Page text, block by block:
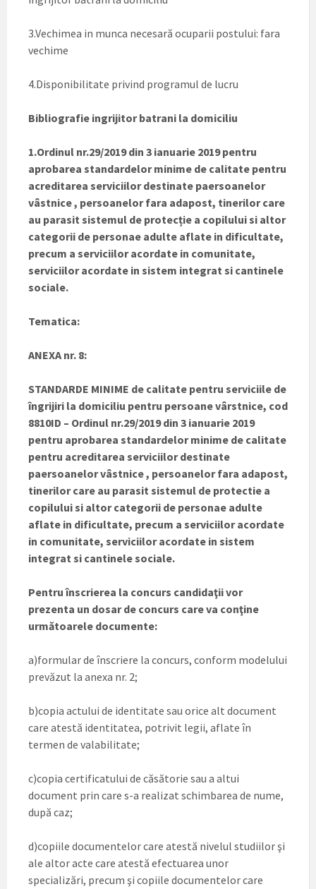
3.Vechimea in munca necesară ocuparii postului: fara
vechime
4.Disponibilitate privind programul de lucru
Bibliografie ingrijitor batrani la domiciliu
1.Ordinul nr.29/2019 din 3 ianuarie 2019 pentru
aprobarea standardelor minime de calitate pentru
acreditarea serviciilor destinate paersoanelor
vâstnice , persoanelor fara adapost, tinerilor care
au parasit sistemul de protecție a copilului si altor
categorii de personae adulte aflate in dificultate,
precum a serviciilor acordate in comunitate,
serviciilor acordate in sistem integrat si cantinele
sociale.
Tematica:
ANEXA nr. 8:
STANDARDE MINIME de calitate pentru serviciile de
îngrijiri la domiciliu pentru persoane vârstnice, cod
8810ID – Ordinul nr.29/2019 din 3 ianuarie 2019
pentru aprobarea standardelor minime de calitate
pentru acreditarea serviciilor destinate
paersoanelor vâstnice , persoanelor fara adapost,
tinerilor care au parasit sistemul de protectie a
copilului si altor categorii de personae adulte
aflate in dificultate, precum a serviciilor acordate
in comunitate, serviciilor acordate in sistem
integrat si cantinele sociale.
Pentru înscrierea la concurs candidaţii vor
prezenta un dosar de concurs care va conţine
următoarele documente:
a)formular de înscriere la concurs, conform modelului
prevăzut la anexa nr. 2;
b)copia actului de identitate sau orice alt document
care atestă identitatea, potrivit legii, aflate în
termen de valabilitate;
c)copia certificatului de căsătorie sau a altui
document prin care s-a realizat schimbarea de nume,
după caz;
d)copiile documentelor care atestă nivelul studiilor şi
ale altor acte care atestă efectuarea unor
specializări, precum şi copiile documentelor care